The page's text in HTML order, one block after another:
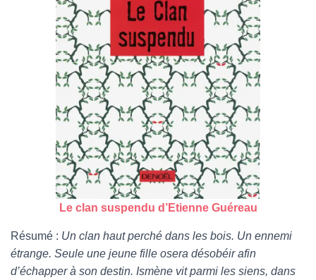
Le clan suspendu d’Etienne Guéreau
Résumé : Un clan haut perché dans les bois. Un ennemi
étrange. Seule une jeune fille osera désobéir afin
d’échapper à son destin. Ismène vit parmi les siens, dans